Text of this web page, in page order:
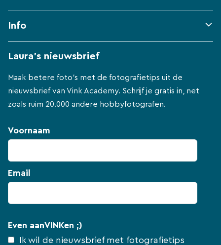
Info
Laura's nieuwsbrief
Maak betere foto's met de fotografietips uit de
nieuwsbrief van Vink Academy. Schrijf je gratis in, net
zoals ruim 20.000 andere hobbyfotografen.
Voornaam
Email
Even aanVINKen ;)
Ik wil de nieuwsbrief met fotografietips